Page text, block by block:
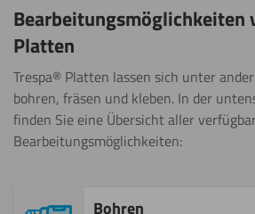
Bearbeitungsmöglichkeiten
Platten
Trespa® Platten lassen sich unter
bohren, fräsen und kleben. In der
finden Sie eine Übersicht aller
Bearbeitungsmöglichkeiten:
Bohren